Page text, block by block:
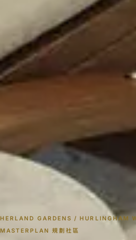
HERLAND GARDENS / HURLINGHAM
MASTERPLAN 規劃社區